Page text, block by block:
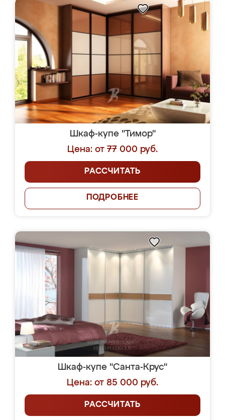
Шкаф-купе "Тимор"
Цена: от 77 000 руб.
РАССЧИТАТЬ
ПОДРОБНЕЕ
Шкаф-купе "Санта-Крус"
Цена: от 85 000 руб.
РАССЧИТАТЬ